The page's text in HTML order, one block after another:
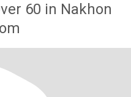
60 in Nakhon